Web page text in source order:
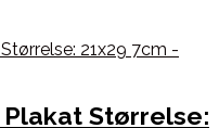
Størrelse: